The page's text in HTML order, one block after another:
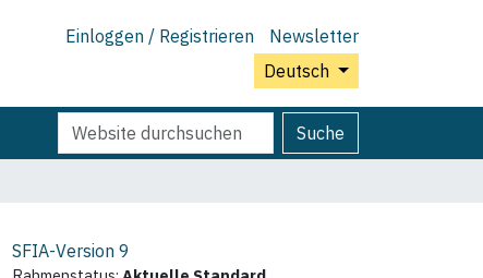
Einloggen / Registrieren
Newsletter
Deutsch
Website
durchsuchen
Suche
Erweiterte
Suche…
SFIA-Version 9